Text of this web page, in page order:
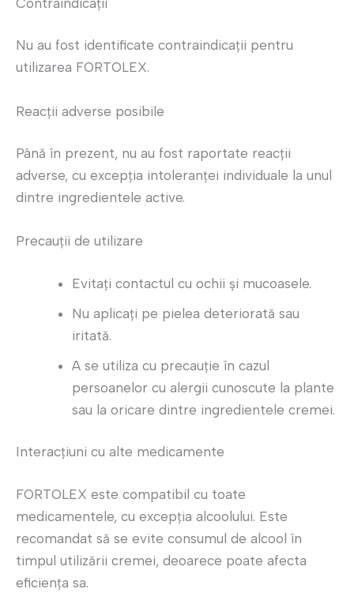
Nu au fost identificate contraindicații pentru
utilizarea FORTOLEX.
Reacții adverse posibile
Până în prezent, nu au fost raportate reacții
adverse, cu excepția intoleranței individuale la unul
dintre ingredientele active.
Precauții de utilizare
Evitați contactul cu ochii și mucoasele.
Nu aplicați pe pielea deteriorată sau
iritată.
A se utiliza cu precauție în cazul
persoanelor cu alergii cunoscute la plante
sau la oricare dintre ingredientele cremei.
Interacțiuni cu alte medicamente
FORTOLEX este compatibil cu toate
medicamentele, cu excepția alcoolului. Este
recomandat să se evite consumul de alcool în
timpul utilizării cremei, deoarece poate afecta
eficiența sa.